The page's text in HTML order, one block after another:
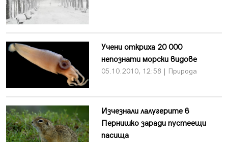
Учени откриха 20 000
непознати морски видове
05.10.2010, 12:58 | Природа
Изчезнали лалугерите в
Пернишко заради пустеещи
пасища